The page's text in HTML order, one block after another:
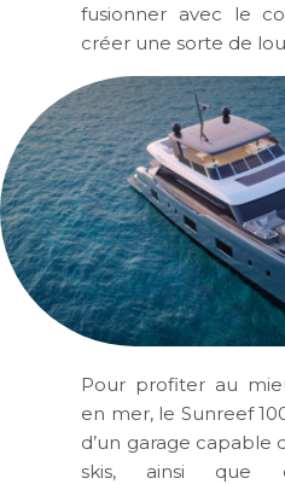
fusionner avec le
créer une sorte de
Pour profiter au
en mer, le Sunreef
d’un garage capable
skis, ainsi que